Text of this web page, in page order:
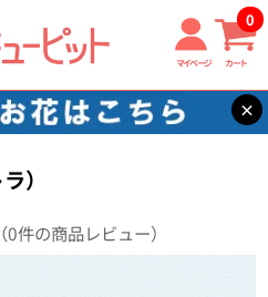
マイページ カート
0
×
多肉植物
【産直 サボテン・多肉
）
（0件の商品レビュー）